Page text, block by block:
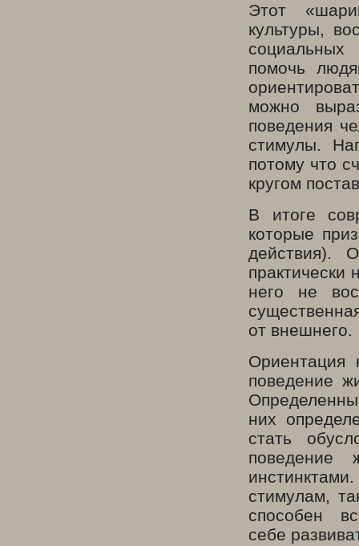
Этот
культуры,
помочь
можно
поведения
стимулы.
потому что
кругом
В итоге
которые
действия).
практически
него не
от внешнего.
Ориентация
поведение
них
стать
поведение
стимулам,
способен
себе